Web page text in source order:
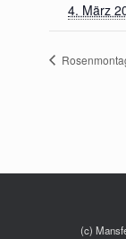
4. März
(c)